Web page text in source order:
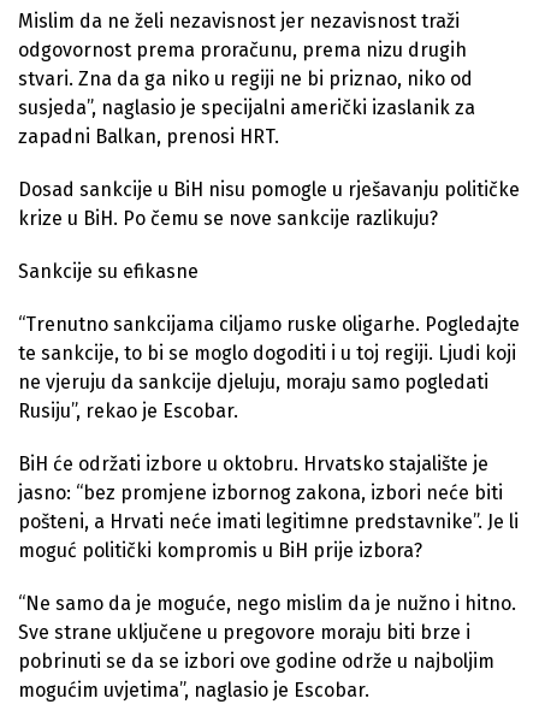
Mislim da ne želi nezavisnost jer nezavisnost traži
odgovornost prema proračunu, prema nizu drugih
stvari. Zna da ga niko u regiji ne bi priznao, niko od
susjeda”, naglasio je specijalni američki izaslanik za
zapadni Balkan, prenosi HRT.
Dosad sankcije u BiH nisu pomogle u rješavanju političke
krize u BiH. Po čemu se nove sankcije razlikuju?
Sankcije su efikasne
“Trenutno sankcijama ciljamo ruske oligarhe. Pogledajte
te sankcije, to bi se moglo dogoditi i u toj regiji. Ljudi koji
ne vjeruju da sankcije djeluju, moraju samo pogledati
Rusiju”, rekao je Escobar.
BiH će održati izbore u oktobru. Hrvatsko stajalište je
jasno: “bez promjene izbornog zakona, izbori neće biti
pošteni, a Hrvati neće imati legitimne predstavnike”. Je li
moguć politički kompromis u BiH prije izbora?
“Ne samo da je moguće, nego mislim da je nužno i hitno.
Sve strane uključene u pregovore moraju biti brze i
pobrinuti se da se izbori ove godine održe u najboljim
mogućim uvjetima”, naglasio je Escobar.